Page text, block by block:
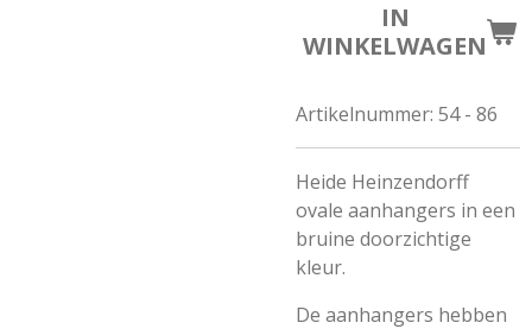
IN
WINKELWAGEN
Artikelnummer: 54 - 86
Heide Heinzendorff
ovale aanhangers in een
bruine doorzichtige
kleur.
De aanhangers hebben